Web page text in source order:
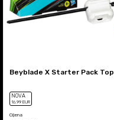
Beyblade X Starter Pack Top
NOVA
16,99 EUR
Cijena